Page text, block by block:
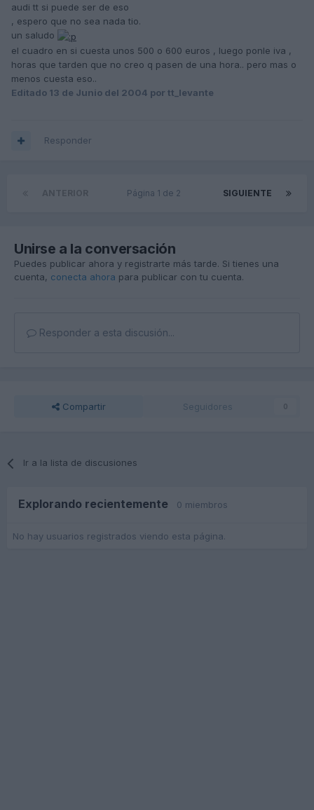
audi tt si puede ser de eso
, espero que no sea nada tio.
un saludo
el cuadro en si cuesta unos 500 o 600 euros , luego ponle iva ,
horas que tarden que no creo q pasen de una hora.. pero mas o
menos cuesta eso..
Editado 13 de Junio del 2004 por tt_levante
Responder
SIGUIENTE
Página 1 de 2
Unirse a la conversación
Puedes publicar ahora y registrarte más tarde. Si tienes una
cuenta, conecta ahora para publicar con tu cuenta.
Responder a esta discusión...
Compartir Seguidores 0
Ir a la lista de discusiones
Explorando recientemente 0 miembros
No hay usuarios registrados viendo esta página.